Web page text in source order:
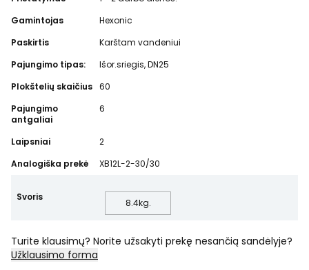
Gamintojas
Hexonic
Paskirtis
Karštam vandeniui
Pajungimo tipas:
Išor.sriegis, DN25
Plokštelių skaičius 60
Pajungimo
antgaliai
6
Laipsniai
2
Analogiška prekė
XB12L-2-30/30
Svoris
8.4kg.
Turite klausimų? Norite užsakyti prekę nesančią sandėlyje?
Užklausimo forma